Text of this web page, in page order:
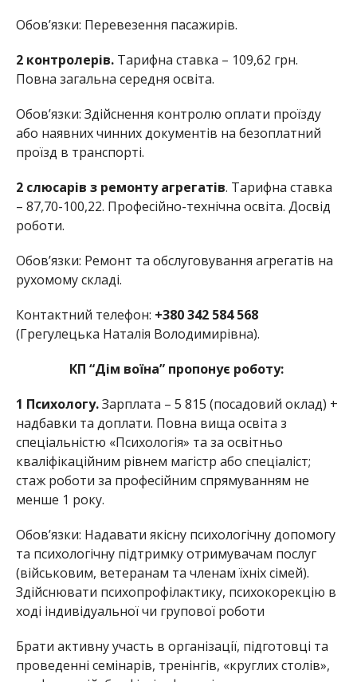
Обов’язки: Перевезення пасажирів.
2 контролерів.Тарифна ставка – 109,62 грн.
Повна загальна середня освіта.
Обов’язки: Здійснення контролю оплати проїзду
або наявних чинних документів на безоплатний
проїзд в транспорті.
2 слюсарів з ремонту агрегатів. Тарифна ставка
– 87,70-100,22. Професійно-технічна освіта. Досвід
роботи.
Обов’язки: Ремонт та обслуговування агрегатів на
рухомому складі.
Контактний телефон: +380 342 584 568
(Грегулецька Наталія Володимирівна).
КП “Дім воїна” пропонує роботу:
1 Психологу.Зарплата – 5 815 (посадовий оклад) +
надбавки та доплати. Повна вища освіта з
спеціальністю «Психологія» та за освітньо
кваліфікаційним рівнем магістр або спеціаліст;
стаж роботи за професійним спрямуванням не
менше 1 року.
Обов’язки: Надавати якісну психологічну допомогу
та психологічну підтримку отримувачам послуг
(військовим, ветеранам та членам їхніх сімей).
Здійснювати психопрофілактику, психокорекцію в
ході індивідуальної чи групової роботи
Брати активну участь в організації, підготовці та
проведенні семінарів, тренінгів, «круглих столів»,